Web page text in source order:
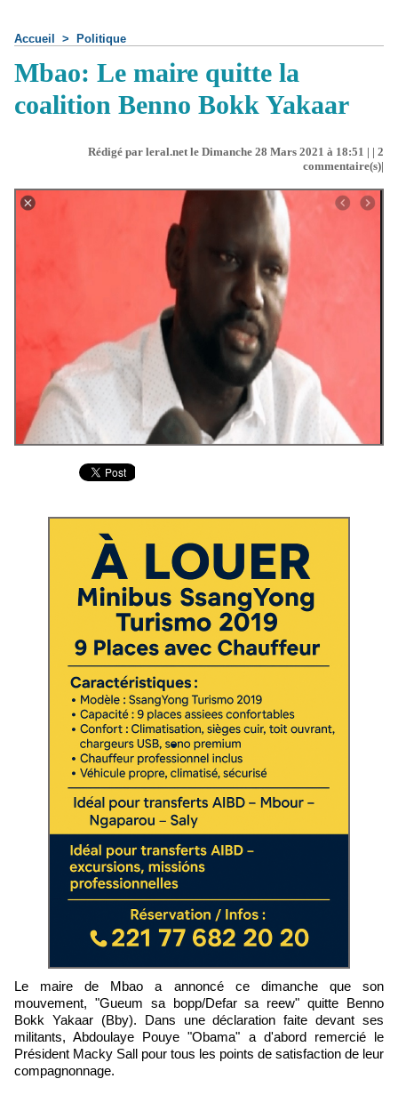
Accueil > Politique
Mbao: Le maire quitte la
coalition Benno Bokk Yakaar
Rédigé par leral.net le Dimanche 28 Mars 2021 à 18:51 | | 2
commentaire(s)|
Le maire de Mbao a annoncé ce dimanche que son
mouvement, "Gueum sa bopp/Defar sa reew" quitte Benno
Bokk Yakaar (Bby). Dans une déclaration faite devant ses
militants, Abdoulaye Pouye "Obama" a d'abord remercié le
Président Macky Sall pour tous les points de satisfaction de leur
compagnonnage.